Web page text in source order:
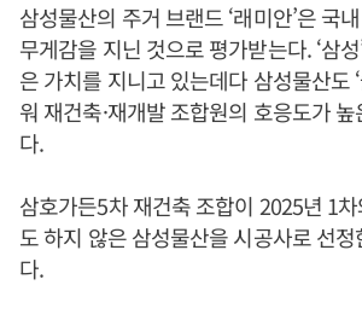
삼성물산의 주거 브랜드 ‘래미안’은 국
무게감을 지닌 것으로 평가받는다. ‘삼
은 가치를 지니고 있는데다 삼성물산도
워 재건축·재개발 조합원의 호응도가
다.
삼호가든5차 재건축 조합이 2025년 1
도 하지 않은 삼성물산을 시공사로 선
다.